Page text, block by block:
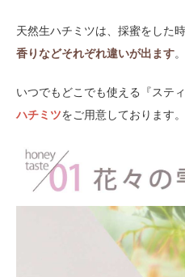
天然生ハチミツは、採蜜をした
香りなどそれぞれ違いが出ます。
いつでもどこでも使える『ステ
ハチミツをご用意しております。